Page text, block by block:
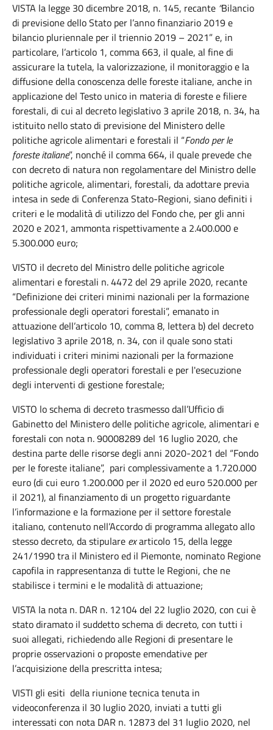
VISTA la legge 30 dicembre 2018, n. 145, recante “Bilancio
di previsione dello Stato per l’anno finanziario 2019 e
bilancio pluriennale per il triennio 2019 – 2021” e, in
particolare, l’articolo 1, comma 663, il quale, al fine di
assicurare la tutela, la valorizzazione, il monitoraggio e la
diffusione della conoscenza delle foreste italiane, anche in
applicazione del Testo unico in materia di foreste e filiere
forestali, di cui al decreto legislativo 3 aprile 2018, n. 34, ha
istituito nello stato di previsione del Ministero delle
politiche agricole alimentari e forestali il “Fondo per le
foreste italiane”, nonché il comma 664, il quale prevede che
con decreto di natura non regolamentare del Ministro delle
politiche agricole, alimentari, forestali, da adottare previa
intesa in sede di Conferenza Stato-Regioni, siano definiti i
criteri e le modalità di utilizzo del Fondo che, per gli anni
2020 e 2021, ammonta rispettivamente a 2.400.000 e
5.300.000 euro;
VISTO il decreto del Ministro delle politiche agricole
alimentari e forestali n. 4472 del 29 aprile 2020, recante
“Definizione dei criteri minimi nazionali per la formazione
professionale degli operatori forestali”, emanato in
attuazione dell’articolo 10, comma 8, lettera b) del decreto
legislativo 3 aprile 2018, n. 34, con il quale sono stati
individuati i criteri minimi nazionali per la formazione
professionale degli operatori forestali e per l'esecuzione
degli interventi di gestione forestale;
VISTO lo schema di decreto trasmesso dall’Ufficio di
Gabinetto del Ministero delle politiche agricole, alimentari e
forestali con nota n. 90008289 del 16 luglio 2020, che
destina parte delle risorse degli anni 2020-2021 del “Fondo
per le foreste italiane”, pari complessivamente a 1.720.000
euro (di cui euro 1.200.000 per il 2020 ed euro 520.000 per
il 2021), al finanziamento di un progetto riguardante
l’informazione e la formazione per il settore forestale
italiano, contenuto nell’Accordo di programma allegato allo
stesso decreto, da stipulare exarticolo 15, della legge
241/1990 tra il Ministero ed il Piemonte, nominato Regione
capofila in rappresentanza di tutte le Regioni, che ne
stabilisce i termini e le modalità di attuazione;
VISTA la nota n. DAR n. 12104 del 22 luglio 2020, con cui è
stato diramato il suddetto schema di decreto, con tutti i
suoi allegati, richiedendo alle Regioni di presentare le
proprie osservazioni o proposte emendative per
l’acquisizione della prescritta intesa;
VISTI gli esiti della riunione tecnica tenuta in
videoconferenza il 30 luglio 2020, inviati a tutti gli
interessati con nota DAR n. 12873 del 31 luglio 2020, nel